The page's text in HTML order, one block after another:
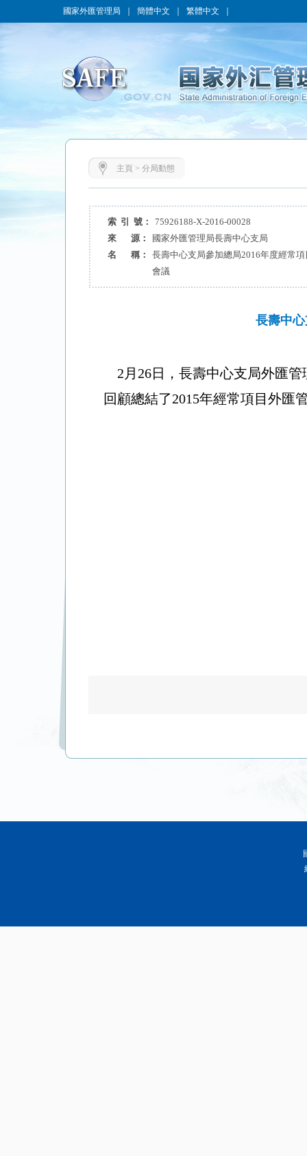
國家外匯管理局 簡體中文 繁體中文
主頁 > 分局動態
索 引 號：
75926188-X-2016-00028
來 源：
國家外匯管理局長壽中心支局
名 稱：
長壽中心支局參加總局2016年度經常
會議
長壽中
2 月 26日，長壽中心支局外匯管
回顧總結了2015年經常項目外匯